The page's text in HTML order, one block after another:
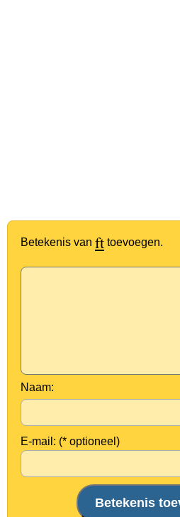
Betekenis van ft toevoegen.
Naam:
E-mail: (* optioneel)